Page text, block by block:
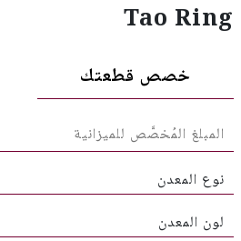
Tao Ring
خصص قطعتك
نوع المعدن
لون المعدن